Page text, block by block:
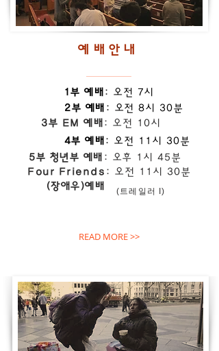
예배안내
1부 예배 : 오전 7시
2부 예배 : 오전 8시 30분
3부 EM 예배 : 오전 10시
4부 예배 : 오전 11시 30분
5부 청년부 예배 : 오후 1시 45분
Four Friends : 오전 11시 30분
(장애우)예배
(트레일러 I)
READ MORE >>